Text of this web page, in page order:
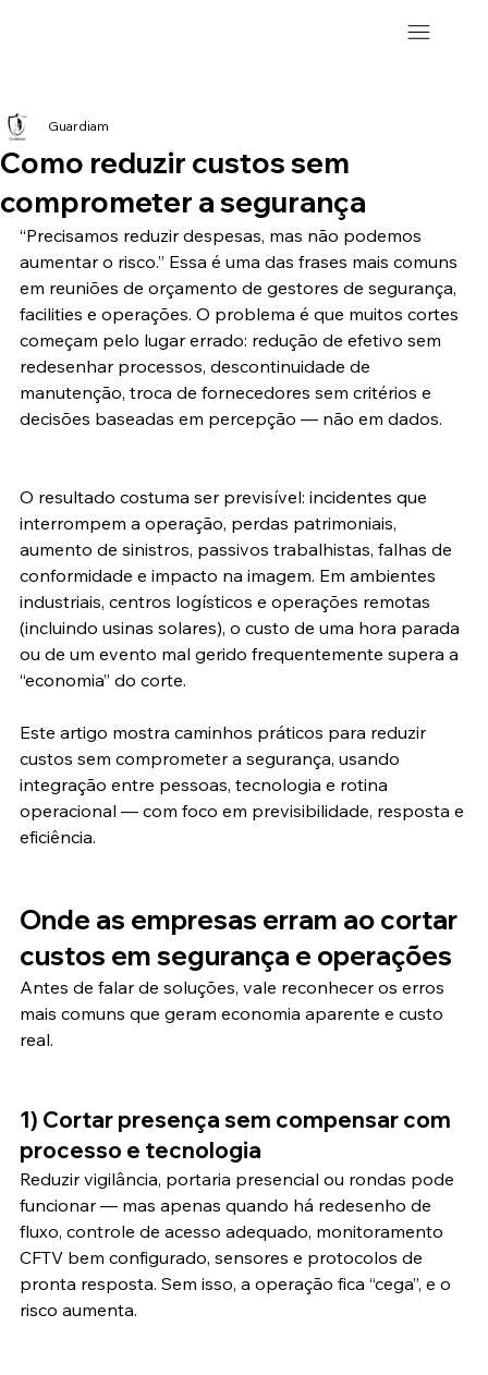
Como reduzir custos sem
comprometer a segurança
Guardiam
“Precisamos reduzir despesas, mas não podemos
aumentar o risco.” Essa é uma das frases mais comuns
em reuniões de orçamento de gestores de segurança,
facilities e operações. O problema é que muitos cortes
começam pelo lugar errado: redução de efetivo sem
redesenhar processos, descontinuidade de
manutenção, troca de fornecedores sem critérios e
decisões baseadas em percepção — não em dados.
O resultado costuma ser previsível: incidentes que
interrompem a operação, perdas patrimoniais,
aumento de sinistros, passivos trabalhistas, falhas de
conformidade e impacto na imagem. Em ambientes
industriais, centros logísticos e operações remotas
(incluindo usinas solares), o custo de uma hora parada
ou de um evento mal gerido frequentemente supera a
“economia” do corte.
Este artigo mostra caminhos práticos para reduzir
custos sem comprometer a segurança, usando
integração entre pessoas, tecnologia e rotina
operacional — com foco em previsibilidade, resposta e
eficiência.
Onde as empresas erram ao cortar
custos em segurança e operações
Antes de falar de soluções, vale reconhecer os erros
mais comuns que geram economia aparente e custo
real.
1) Cortar presença sem compensar com
processo e tecnologia
Reduzir vigilância, portaria presencial ou rondas pode
funcionar — mas apenas quando há redesenho de
fluxo, controle de acesso adequado, monitoramento
CFTV bem configurado, sensores e protocolos de
pronta resposta. Sem isso, a operação fica “cega”, e o
risco aumenta.